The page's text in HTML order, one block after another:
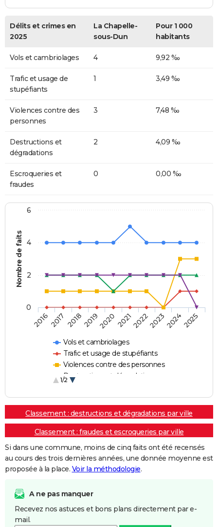
Délits et crimes en
2025
La Chapelle-
sous-Dun
Pour 1 000
habitants
Vols et cambriolages 4 9,92 ‰
Trafic et usage de
stupéfiants
1 3,49 ‰
Violences contre des
personnes
3 7,48 ‰
Destructions et
dégradations
2 4,09 ‰
Escroqueries et
fraudes
0 0,00 ‰
Nombre de faits
Vols et cambriolages
Trafic et usage de stupéfiants
Violences contre des personnes
Destructions et dégradations
1/2
20162017 20182019202020212022202320242025
0
2
4
6
Classement : destructions et dégradations par ville
Classement : fraudes et escroqueries par ville
Si dans une commune, moins de cinq faits ont été recensés
au cours des trois dernières années, une donnée moyenne est
proposée à la place. Voir la méthodologie.
A ne pas manquer
Recevez nos astuces et bons plans directement par e-
mail.